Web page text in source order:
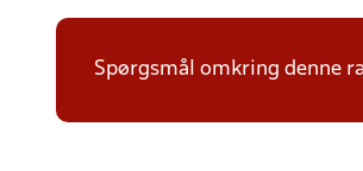
Spørgsmål omkring denne